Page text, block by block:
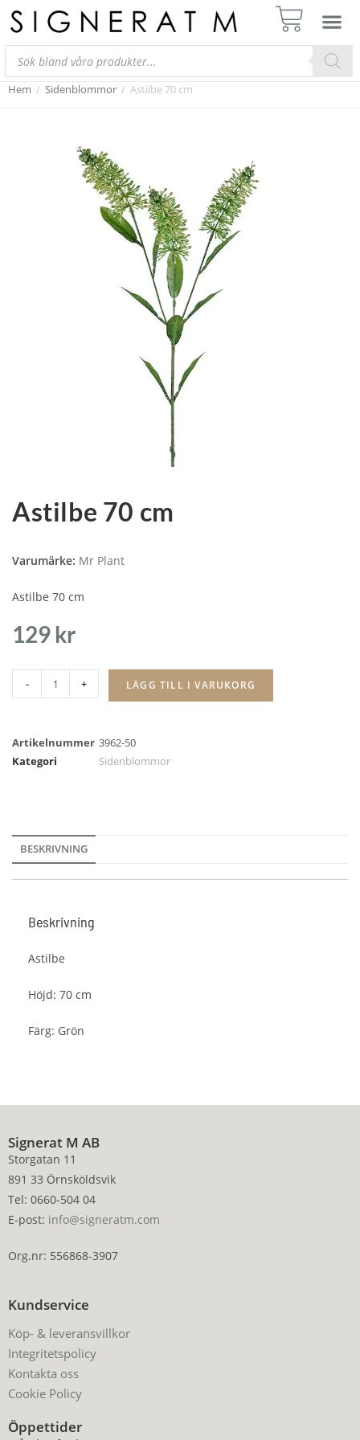
Hem / Sidenblommor / Astilbe 70 cm
Astilbe 70 cm
Varumärke: Mr Plant
Astilbe 70 cm
129 kr
- + LÄGG TILL I VARUKORG
Artikelnummer 3962-50
Kategori
Sidenblommor
BESKRIVNING
Beskrivning
Astilbe
Höjd: 70 cm
Färg: Grön
Signerat M AB
Storgatan 11
891 33 Örnsköldsvik
Tel: 0660-504 04
E-post: info@signeratm.com
Org.nr: 556868-3907
Kundservice
Köp- & leveransvillkor
Integritetspolicy
Kontakta oss
Cookie Policy
Öppettider